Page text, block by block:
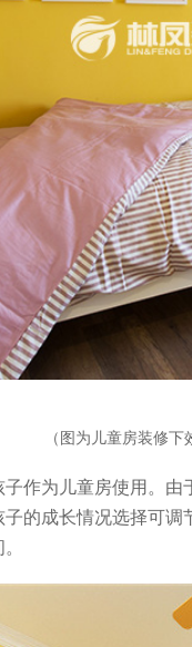
（图为儿童房装修下
作为儿童房使用。
的成长情况选择可